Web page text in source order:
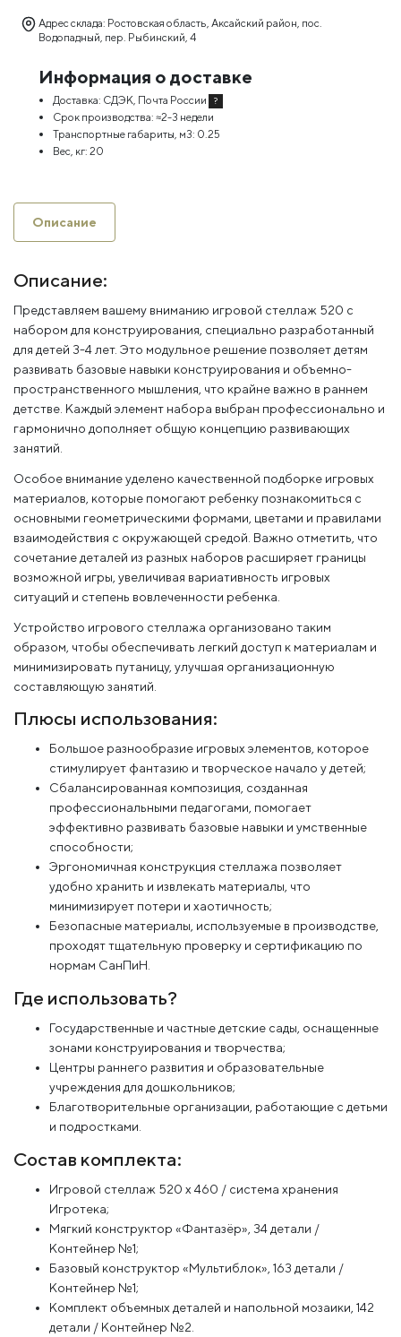
Адрес склада: Ростовская область, Аксайский район, пос.
Водопадный, пер. Рыбинский, 4
Информация о доставке
Доставка: СДЭК, Почта России ?
Срок производства: ≈2-3 недели
Транспортные габариты, м3: 0.25
Вес, кг: 20
Описание
Описание:
Представляем вашему вниманию игровой стеллаж 520 с
набором для конструирования, специально разработанный
для детей 3-4 лет. Это модульное решение позволяет детям
развивать базовые навыки конструирования и объемно-
пространственного мышления, что крайне важно в раннем
детстве. Каждый элемент набора выбран профессионально и
гармонично дополняет общую концепцию развивающих
занятий.
Особое внимание уделено качественной подборке игровых
материалов, которые помогают ребенку познакомиться с
основными геометрическими формами, цветами и правилами
взаимодействия с окружающей средой. Важно отметить, что
сочетание деталей из разных наборов расширяет границы
возможной игры, увеличивая вариативность игровых
ситуаций и степень вовлеченности ребенка.
Устройство игрового стеллажа организовано таким
образом, чтобы обеспечивать легкий доступ к материалам и
минимизировать путаницу, улучшая организационную
составляющую занятий.
Плюсы использования:
Большое разнообразие игровых элементов, которое
стимулирует фантазию и творческое начало у детей;
Сбалансированная композиция, созданная
профессиональными педагогами, помогает
эффективно развивать базовые навыки и умственные
способности;
Эргономичная конструкция стеллажа позволяет
удобно хранить и извлекать материалы, что
минимизирует потери и хаотичность;
Безопасные материалы, используемые в производстве,
проходят тщательную проверку и сертификацию по
нормам СанПиН.
Где использовать?
Государственные и частные детские сады, оснащенные
зонами конструирования и творчества;
Центры раннего развития и образовательные
учреждения для дошкольников;
Благотворительные организации, работающие с детьми
и подростками.
Состав комплекта:
Игровой стеллаж 520 х 460 / система хранения
Игротека;
Мягкий конструктор «Фантазёр», 34 детали /
Контейнер №1;
Базовый конструктор «Мультиблок», 163 детали /
Контейнер №1;
Комплект объемных деталей и напольной мозаики, 142
детали / Контейнер №2.